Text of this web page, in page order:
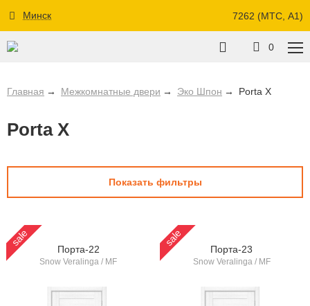
Минск 7262 (МТС, A1)
0
Главная Межкомнатные двери Эко Шпон Porta X
Porta X
Показать фильтры
sale
Порта-22
Snow Veralinga / MF
sale
Порта-23
Snow Veralinga / MF